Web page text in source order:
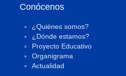
Conócenos
¿Quiénes somos?
¿Dónde estamos?
Proyecto Educativo
Organigrama
Actualidad